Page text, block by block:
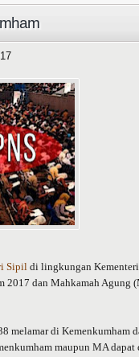
Sipildi lingkungan
2017 dan Mahkamah Agung
melamar di Kemenkumham
maupun MA dapat